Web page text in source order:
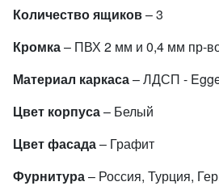
Количество ящиков– 3
Кромка– ПВХ 2 мм и 0,4 мм пр-
Материал каркаса– ЛДСП -
Цвет корпуса– Белый
Цвет фасада– Графит
Фурнитура– Россия, Турция,